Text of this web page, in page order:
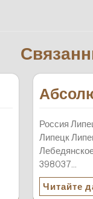
Россия
Липецк
398037…
Читайте